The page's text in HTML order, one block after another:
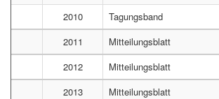
2010
Tagungsband
2011
Mitteilungsblatt
2012
Mitteilungsblatt
2013
Mitteilungsblatt